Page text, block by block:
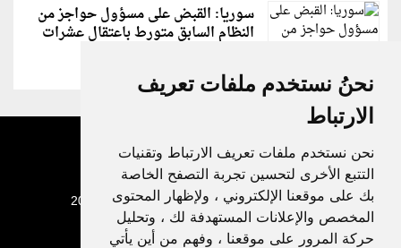
نحنُ نستخدم ملفات تعريف
الارتباط
نحن نستخدم ملفات تعريف الارتباط وتقنيات
التتبع الأخرى لتحسين تجربة التصفح الخاصة
بك على موقعنا الإلكتروني ، ولإظهار المحتوى
المخصص والإعلانات المستهدفة لك ، وتحليل
حركة المرور على موقعنا ، وفهم من أين يأتي
سوريا: القبض على مسؤول حواجز من
النظام السابق متورط باعتقال عشرات
جميع الحقوق محفوظة لدنيا الوطن © 2003 - 2022